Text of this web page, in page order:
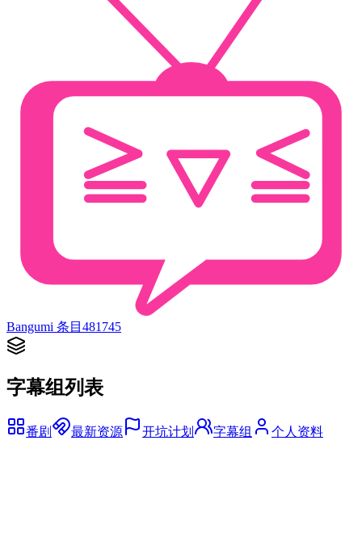
Bangumi 条目 481745
字幕组列表
番剧 最新资源 开坑计划 字幕组 个人资料